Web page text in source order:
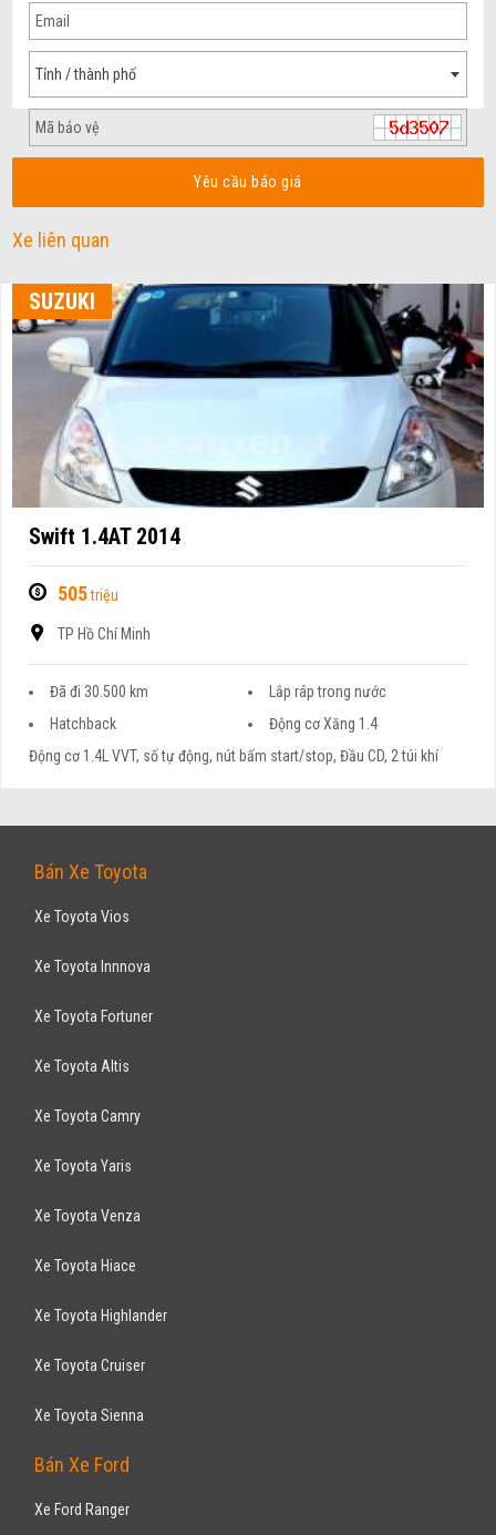
Tỉnh / thành phố
Yêu cầu báo giá
Xe liên quan
SUZUKI
Swift 1.4AT 2014
505triệu
TP Hồ Chí Minh
Đã đi 30.500 km
Lắp ráp trong nước
Hatchback
Động cơ Xăng 1.4
Động cơ 1.4L VVT, số tự động, nút bấm start/stop, Đầu CD, 2 túi khí
Bán Xe Toyota
Xe Toyota Vios
Xe Toyota Innnova
Xe Toyota Fortuner
Xe Toyota Altis
Xe Toyota Camry
Xe Toyota Yaris
Xe Toyota Venza
Xe Toyota Hiace
Xe Toyota Highlander
Xe Toyota Cruiser
Xe Toyota Sienna
Bán Xe Ford
Xe Ford Ranger